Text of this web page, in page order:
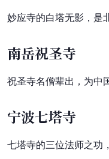
妙应寺的白塔无影，是
南岳祝圣寺
祝圣寺名僧辈出，为中
宁波七塔寺
七塔寺的三位法师之功